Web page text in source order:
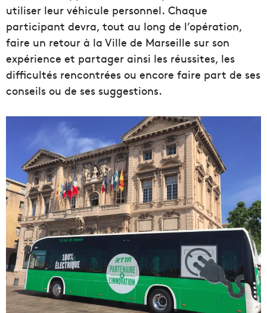
utiliser leur véhicule personnel. Chaque
participant devra, tout au long de l’opération,
faire un retour à la Ville de Marseille sur son
expérience et partager ainsi les réussites, les
difficultés rencontrées ou encore faire part de ses
conseils ou de ses suggestions.